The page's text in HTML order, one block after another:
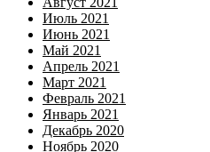
Июль 2021
Июнь 2021
Май 2021
Апрель 2021
Март 2021
Февраль 2021
Январь 2021
Декабрь 2020
Ноябрь 2020